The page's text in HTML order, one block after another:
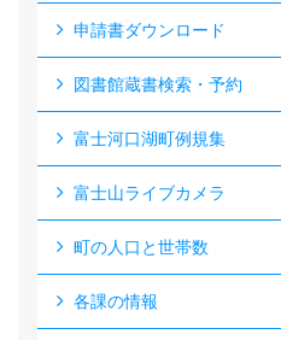
申請書ダウンロード
図書館蔵書検索・予約
富士河口湖町例規集
富士山ライブカメラ
町の人口と世帯数
各課の情報